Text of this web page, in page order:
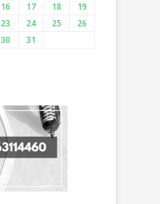
16 17 18
19
23 24 25
26
30
31